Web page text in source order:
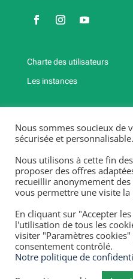
Charte des utilisateurs
Les instances
Fermetures
2025-2026
au 3/05/26,
du 18/07/26 au 13 /08/26.
Fermetures exceptionnelles
01/05/26, jeudi 14/05/26 &
Nous sommes soucieux de
sécurisée et personnalisable.
Nous utilisons à cette fin
proposer des offres
recueillir anonymement
vous permettre une visite la
En cliquant sur "Accepter
l'utilisation de tous les
visiter "Paramètres
consentement contrôlé.
Notre politique de